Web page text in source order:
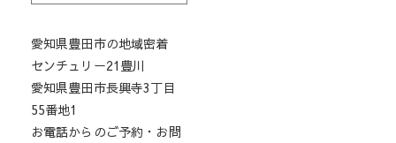
愛知県豊田市の地域密着
センチュリー21豊川
愛知県豊田市長興寺3丁目
55番地1
お電話からのご予約・お問